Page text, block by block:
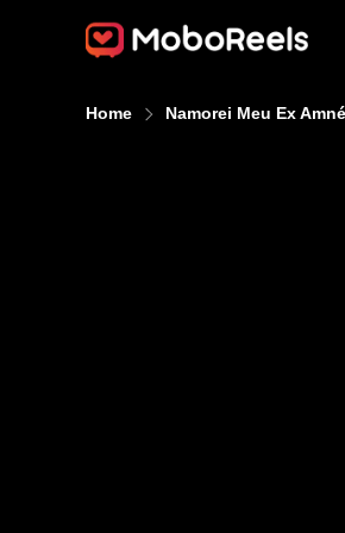
Home Namorei Meu Ex